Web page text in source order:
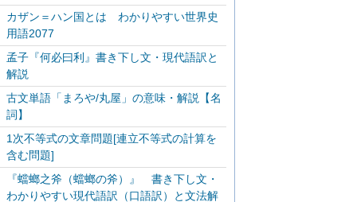
カザン＝ハン国とは わかりやすい世界史
用語2077
孟子『何必曰利』書き下し文・現代語訳と
解説
古文単語「まろや/丸屋」の意味・解説【名
詞】
1次不等式の文章問題[連立不等式の計算を
含む問題]
『蟷螂之斧（蟷螂の斧）』 書き下し文・
わかりやすい現代語訳（口語訳）と文法解